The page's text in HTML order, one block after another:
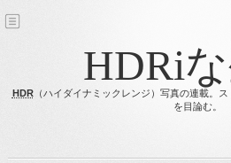
HDRi
HDR（ハイダイナミックレンジ）写真の連載。
を目論む。